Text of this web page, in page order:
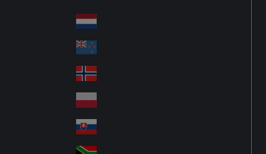
Lat
in
A
me
ric
a
Ne
the
rla
nd
s
Ne
w
Ze
ala
nd
No
rw
ay
Pol
an
d
Slo